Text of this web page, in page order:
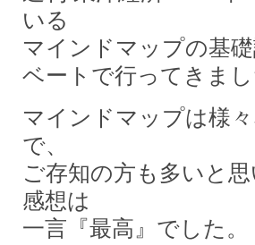
いる
マインドマップの基
ベートで行ってきまし
マインドマップは様
で、
ご存知の方も多いと
感想は
一言『最高』でした。